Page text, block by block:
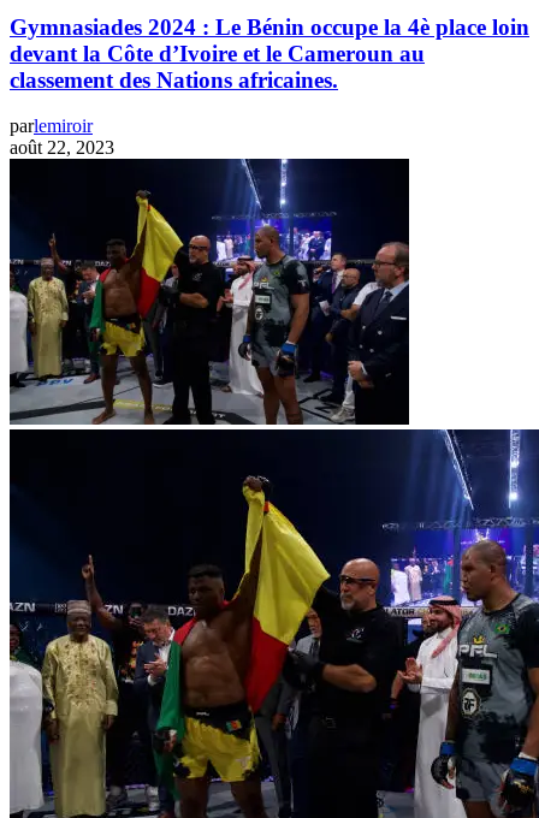
Gymnasiades 2024 : Le Bénin occupe la 4è place loin
devant la Côte d’Ivoire et le Cameroun au
classement des Nations africaines.
parlemiroir
août 22, 2023